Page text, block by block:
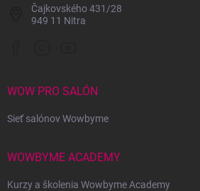
Čajkovského 431/28
949 11 Nitra
WOW PRO SALÓN
Sieť salónov Wowbyme
WOWBYME ACADEMY
Kurzy a školenia Wowbyme Academy